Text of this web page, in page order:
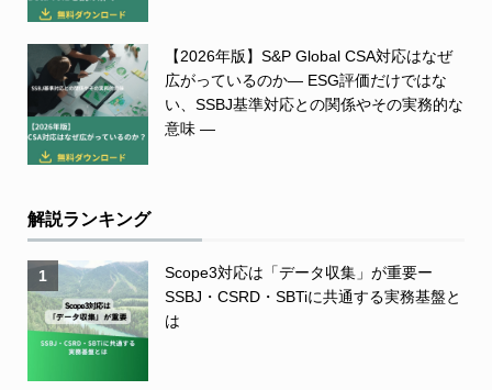
【2026年版】S&P Global CSA対応はなぜ
広がっているのか― ESG評価だけではな
い、SSBJ基準対応との関係やその実務的な
意味 ―
解説ランキング
1
Scope3対応は「データ収集」が重要ー
SSBJ・CSRD・SBTiに共通する実務基盤と
は